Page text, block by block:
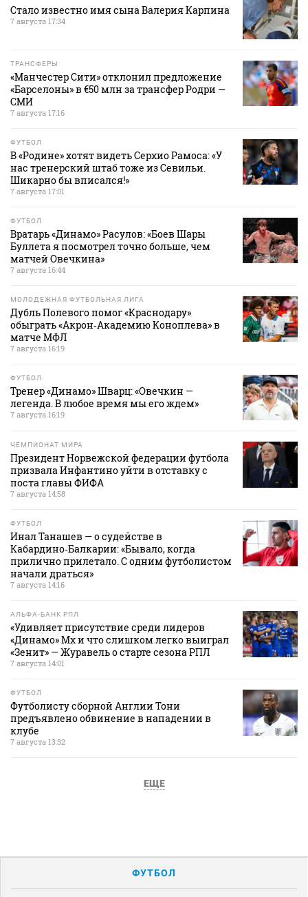
Стало известно имя сына Валерия Карпина
7 августа 17:34
ТРАНСФЕРЫ
«Манчестер Сити» отклонил предложение
«Барселоны» в €50 млн за трансфер Родри —
СМИ
7 августа 17:16
ФУТБОЛ
В «Родине» хотят видеть Серхио Рамоса: «У
нас тренерский штаб тоже из Севильи.
Шикарно бы вписался!»
7 августа 17:01
ФУТБОЛ
Вратарь «Динамо» Расулов: «Боев Шары
Буллета я посмотрел точно больше, чем
матчей Овечкина»
7 августа 16:44
МОЛОДЕЖНАЯ ФУТБОЛЬНАЯ ЛИГА
Дубль Полевого помог «Краснодару»
обыграть «Акрон‑Академию Коноплева» в
матче МФЛ
7 августа 16:19
ФУТБОЛ
Тренер «Динамо» Шварц: «Овечкин —
легенда. В любое время мы его ждем»
7 августа 16:19
ЧЕМПИОНАТ МИРА
Президент Норвежской федерации футбола
призвала Инфантино уйти в отставку с
поста главы ФИФА
7 августа 14:58
ФУТБОЛ
Инал Танашев — о судействе в
Кабардино‑Балкарии: «Бывало, когда
прилично прилетало. С одним футболистом
начали драться»
7 августа 14:16
АЛЬФА-БАНК РПЛ
«Удивляет присутствие среди лидеров
«Динамо» Мх и что слишком легко выиграл
«Зенит» — Журавель о старте сезона РПЛ
7 августа 14:01
ФУТБОЛ
Футболисту сборной Англии Тони
предъявлено обвинение в нападении в
клубе
7 августа 13:32
ЕЩЕ
ФУТБОЛ